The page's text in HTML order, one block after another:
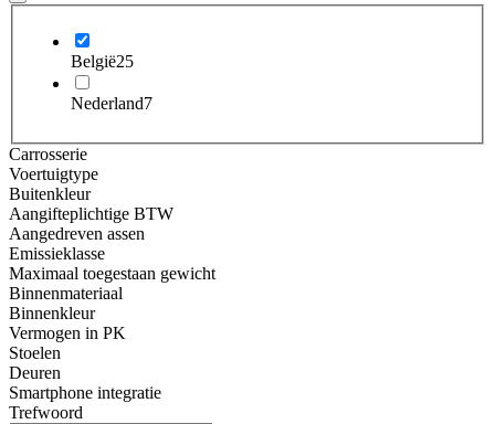
België25
Nederland7
Carrosserie
Voertuigtype
Buitenkleur
Aangifteplichtige BTW
Aangedreven assen
Emissieklasse
Maximaal toegestaan gewicht
Binnenmateriaal
Binnenkleur
Vermogen in PK
Stoelen
Deuren
Smartphone integratie
Trefwoord